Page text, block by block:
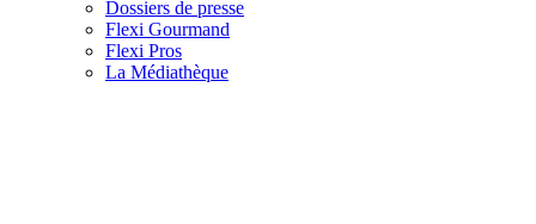
Dossiers de presse
Flexi Gourmand
Flexi Pros
La Médiathèque